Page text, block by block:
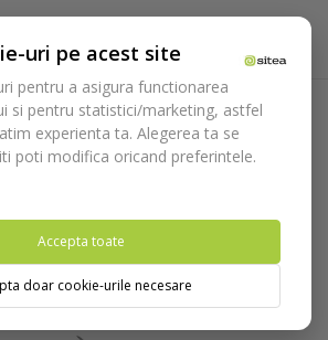
uri pe acest site
pentru a asigura functionarea
si pentru statistici/marketing, astfel
experienta ta. Alegerea ta se
poti modifica oricand preferintele.
Accepta toate
doar cookie-urile necesare
Diagnostic, parodontologie si
Scalers
Scalers Mc Call
din tara din care accesati website-ul